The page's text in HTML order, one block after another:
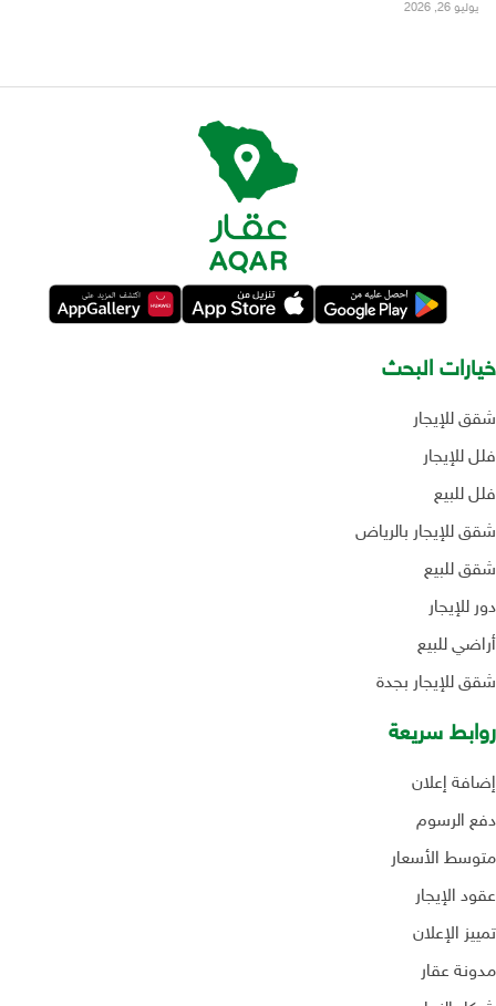
يوليو 26, 2026
خيارات البحث
شقق للإيجار
فلل للإيجار
فلل للبيع
شقق للإيجار بالرياض
شقق للبيع
دور للإيجار
أراضي للبيع
شقق للإيجار بجدة
روابط سريعة
إضافة إعلان
دفع الرسوم
متوسط الأسعار
عقود الإيجار
تمييز الإعلان
مدونة عقار